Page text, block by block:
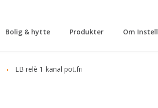
Bolig & hytte Produkter Om Instell
LB relè 1-kanal pot.fri